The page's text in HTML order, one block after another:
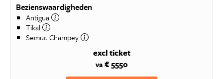
Bezienswaardigheden
Antigua
Tikal
Semuc Champey
excl ticket
va€ 5550